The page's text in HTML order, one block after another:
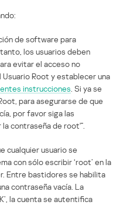
de software para
los usuarios deben
evitar el acceso no
Usuario Root y establecer una
instrucciones . Si ya se
para asegurarse de que
por favor siga las
contraseña de root'”.
cualquier usuario se
con sólo escribir ‘root’ en la
Entre bastidores se habilita
contraseña vacía. La
la cuenta se autentifica